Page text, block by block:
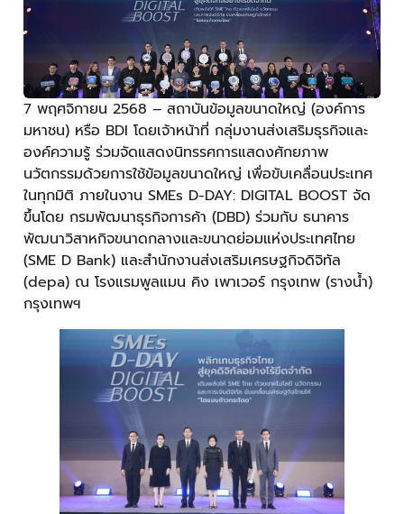
7 พฤศจิกายน 2568 – สถาบันข้อมูลขนาดใหญ่ (องค์การ
มหาชน) หรือ BDI โดยเจ้าหน้าที่ กลุ่มงานส่งเสริมธุรกิจและ
องค์ความรู้ ร่วมจัดแสดงนิทรรศการแสดงศักยภาพ
นวัตกรรมด้วยการใช้ข้อมูลขนาดใหญ่ เพื่อขับเคลื่อนประเทศ
ในทุกมิติ ภายในงาน SMEs D-DAY: DIGITAL BOOST จัด
ขึ้นโดย กรมพัฒนาธุรกิจการค้า (DBD) ร่วมกับ ธนาคาร
พัฒนาวิสาหกิจขนาดกลางและขนาดย่อมแห่งประเทศไทย
(SME D Bank) และสำนักงานส่งเสริมเศรษฐกิจดิจิทัล
(depa) ณ โรงแรมพูลแมน คิง เพาเวอร์ กรุงเทพ (รางน้ำ)
กรุงเทพฯ